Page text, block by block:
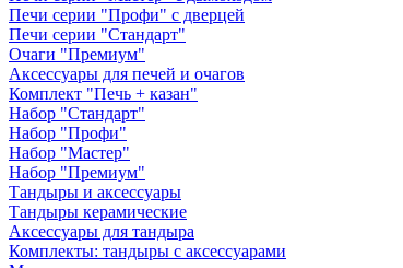
Печи серии "Профи" с дверцей
Печи серии "Стандарт"
Очаги "Премиум"
Аксессуары для печей и очагов
Комплект "Печь + казан"
Набор "Стандарт"
Набор "Профи"
Набор "Мастер"
Набор "Премиум"
Тандыры и аксессуары
Тандыры керамические
Аксессуары для тандыра
Комплекты: тандыры с аксессуарами